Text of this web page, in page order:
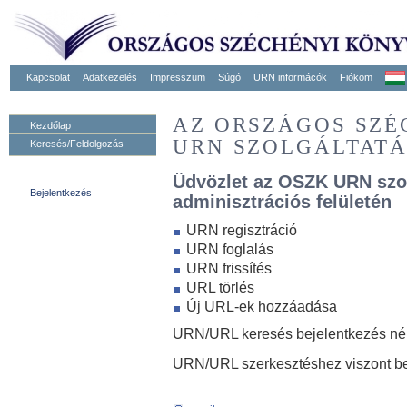
Kapcsolat Adatkezelés Impresszum Súgó URN informácók Fiókom
Kezdőlap
Keresés/Feldolgozás
Bejelentkezés
AZ ORSZÁGOS
URN
Üdvözlet az OSZK URN
adminisztrációs felületén
URN regisztráció
URN foglalás
URN frissítés
URL törlés
Új URL-ek hozzáadása
URN/URL keresés bejelentkezés
URN/URL szerkesztéshez viszont